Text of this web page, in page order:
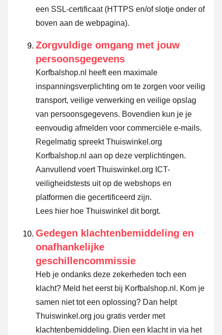
een SSL-certificaat (HTTPS en/of slotje onder of
boven aan de webpagina).
Zorgvuldige omgang met jouw
persoonsgegevens
Korfbalshop.nl heeft een maximale
inspanningsverplichting om te zorgen voor veilig
transport, veilige verwerking en veilige opslag
van persoonsgegevens. Bovendien kun je je
eenvoudig afmelden voor commerciële e-mails.
Regelmatig spreekt Thuiswinkel.org
Korfbalshop.nl aan op deze verplichtingen.
Aanvullend voert Thuiswinkel.org ICT-
veiligheidstests uit op de webshops en
platformen die gecertificeerd zijn.
Lees hier hoe Thuiswinkel dit borgt.
Gedegen klachtenbemiddeling en
onafhankelijke
geschillencommissie
Heb je ondanks deze zekerheden toch een
klacht? Meld het eerst bij Korfbalshop.nl. Kom je
samen niet tot een oplossing? Dan helpt
Thuiswinkel.org jou gratis verder met
klachtenbemiddeling. Dien een klacht in via het